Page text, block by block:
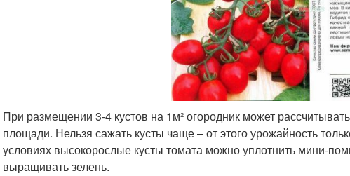
При размещении 3-4 кустов на 1м² огородник может
площади. Нельзя сажать кусты чаще – от этого урожайность
условиях высокорослые кусты томата можно уплотнить мини-
выращивать зелень.